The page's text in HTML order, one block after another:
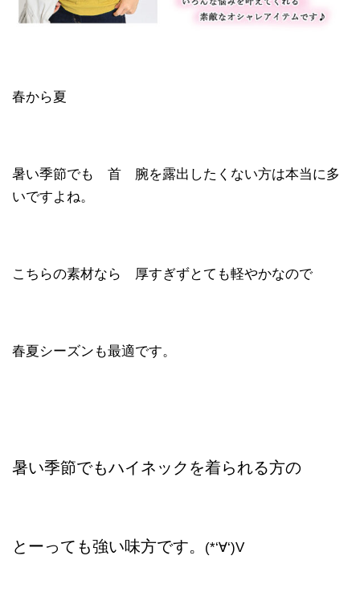
春から夏
暑い季節でも 首 腕を露出したくない方は本当に多
いですよね。
こちらの素材なら 厚すぎずとても軽やかなので
春夏シーズンも最適です。
暑い季節でもハイネックを着られる方の
とーっても強い味方です。 (*‘∀‘)V